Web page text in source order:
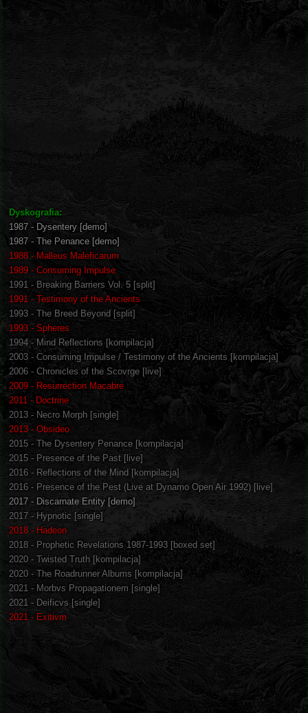
Dyskografia:
1987 - Dysentery [demo]
1987 - The Penance [demo]
1988 - Malleus Maleficarum
1989 - Consuming Impulse
1991 - Breaking Barriers Vol. 5 [split]
1991 - Testimony of the Ancients
1993 - The Breed Beyond [split]
1993 - Spheres
1994 - Mind Reflections [kompilacja]
2003 - Consuming Impulse / Testimony of the Ancients [kompilacja]
2006 - Chronicles of the Scovrge [live]
2009 - Resurrection Macabre
2011 - Doctrine
2013 - Necro Morph [single]
2013 - Obsideo
2015 - The Dysentery Penance [kompilacja]
2015 - Presence of the Past [live]
2016 - Reflections of the Mind [kompilacja]
2016 - Presence of the Pest (Live at Dynamo Open Air 1992) [live]
2017 - Discarnate Entity [demo]
2017 - Hypnotic [single]
2018 - Hadeon
2018 - Prophetic Revelations 1987-1993 [boxed set]
2020 - Twisted Truth [kompilacja]
2020 - The Roadrunner Albums [kompilacja]
2021 - Morbvs Propagationem [single]
2021 - Deificvs [single]
2021 - Exitivm